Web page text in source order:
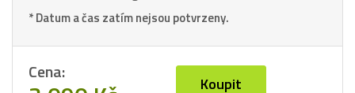
* Datum a čas zatím nejsou potvrzeny.
Cena:
Koupit